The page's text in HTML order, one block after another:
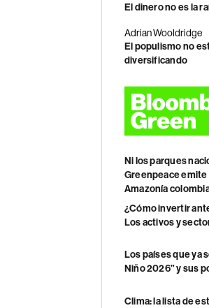
El dinero no es la
Adrian Wooldridge
El populismo no
diversificando
Ni los parques
Greenpeace
Amazonía
¿Cómo invertir
Los activos y
Los países que ya
Niño 2026” y sus
Clima: la lista de